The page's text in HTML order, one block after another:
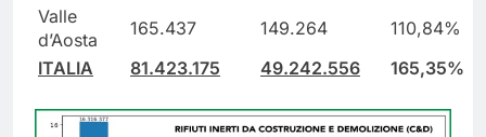
Valle
d’Aosta
165.437 149.264
110,84%
ITALIA
81.423.175 49.242.556 165,35%